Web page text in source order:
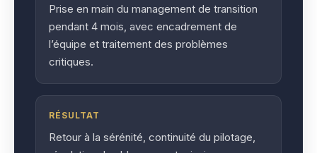
Prise en main du management de transition
pendant 4 mois, avec encadrement de
l’équipe et traitement des problèmes
critiques.
RÉSULTAT
Retour à la sérénité, continuité du pilotage,